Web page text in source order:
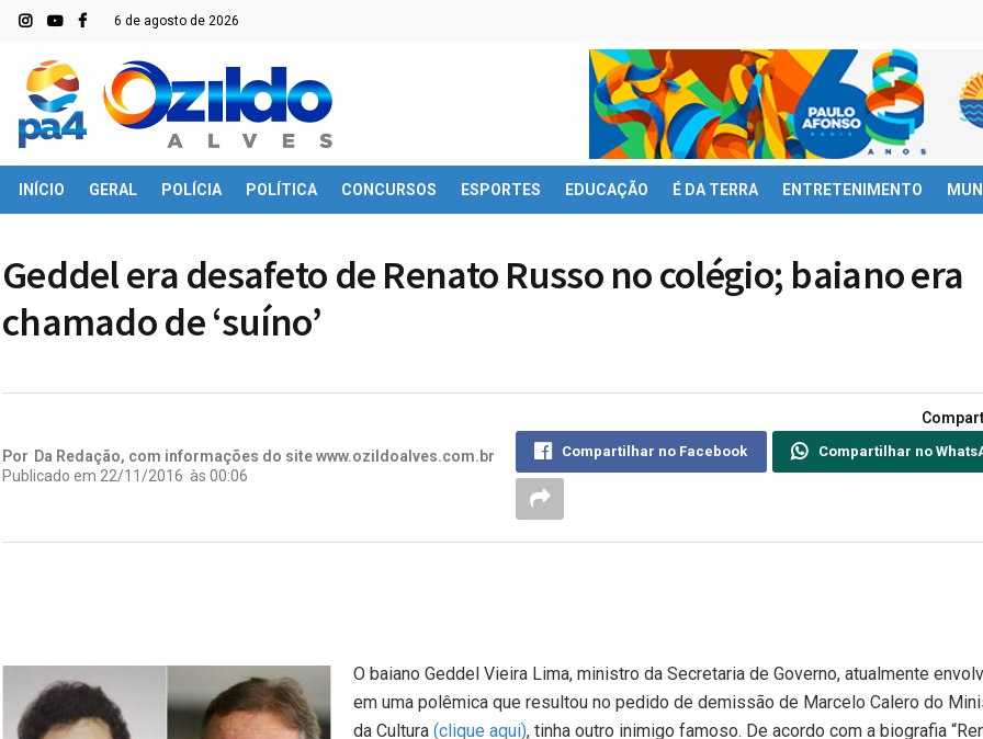
6 de agosto de 2026
INÍCIO GERAL POLÍCIA POLÍTICA CONCURSOS ESPORTES EDUCAÇÃO É DA TERRA ENTRETENIMENTO
Geddel era desafeto de Renato Russo no colégio; baiano era
chamado de ‘suíno’
Por Da Redação, com informações do site www.ozildoalves.com.br
Publicado em 22/11/2016 às 00:06
Compartilhar no Facebook Compartilhar no
O baiano Geddel Vieira Lima, ministro da Secretaria de Governo, atualmente
em uma polêmica que resultou no pedido de demissão de Marcelo Calero do
da Cultura (clique aqui), tinha outro inimigo famoso. De acordo com a biografia